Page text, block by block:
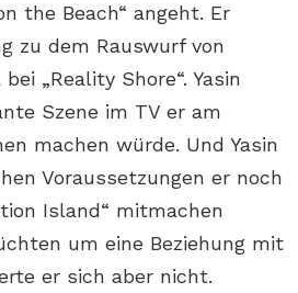
the Beach“ angeht. Er
zu dem Rauswurf von
„Reality Shore“. Yasin
Szene im TV er am
machen würde. Und Yasin
Voraussetzungen er noch
Island“ mitmachen
um eine Beziehung mit
er sich aber nicht.